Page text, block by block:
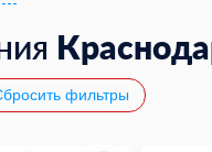
фильтры